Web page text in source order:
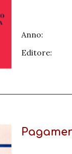
Anno:
Editore: